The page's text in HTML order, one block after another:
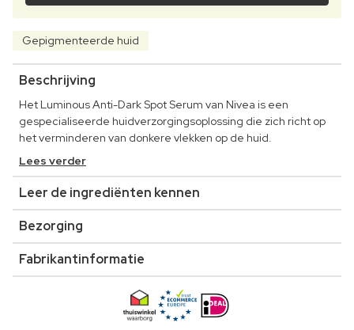
Gepigmenteerde huid
Beschrijving
Het Luminous Anti-Dark Spot Serum van Nivea is een
gespecialiseerde huidverzorgingsoplossing die zich richt op
het verminderen van donkere vlekken op de huid.
Lees verder
Leer de ingrediënten kennen
Bezorging
Fabrikantinformatie